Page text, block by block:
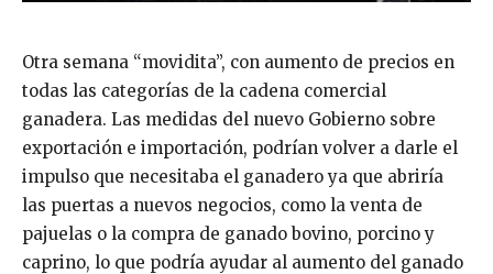
Otra semana “movidita”, con aumento de precios en
todas las categorías de la cadena comercial
ganadera. Las medidas del nuevo Gobierno sobre
exportación e importación, podrían volver a darle el
impulso que necesitaba el ganadero ya que abriría
las puertas a nuevos negocios, como la venta de
pajuelas o la compra de ganado bovino, porcino y
caprino, lo que podría ayudar al aumento del ganado